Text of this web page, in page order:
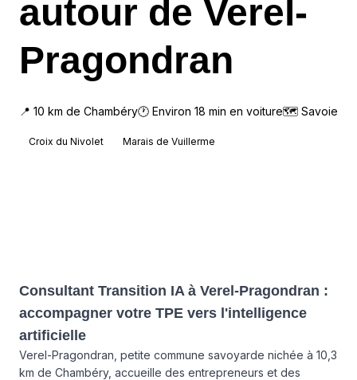
autour de Verel-
Pragondran
📍 10 km de Chambéry🕐 Environ 18 min en voiture🗺 Savoie
Croix du Nivolet Marais de Vuillerme
Consultant Transition IA à Verel-Pragondran :
accompagner votre TPE vers l'intelligence
artificielle
Verel-Pragondran, petite commune savoyarde nichée à 10,3
km de Chambéry, accueille des entrepreneurs et des